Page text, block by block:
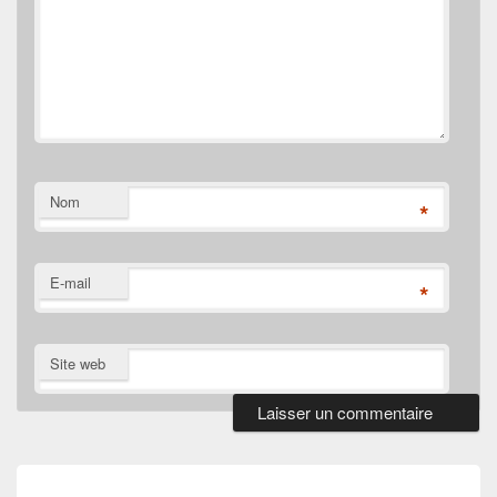
Nom *
E-mail *
Site web